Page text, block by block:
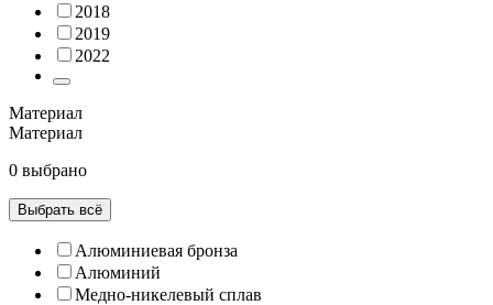
2018
2019
2022
Материал
Материал
0 выбрано
Выбрать всё
Алюминиевая бронза
Алюминий
Медно-никелевый сплав